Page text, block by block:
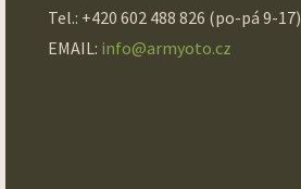
Tel.: +420 602 488 826 (po-pá 9-17)
EMAIL: info@armyoto.cz